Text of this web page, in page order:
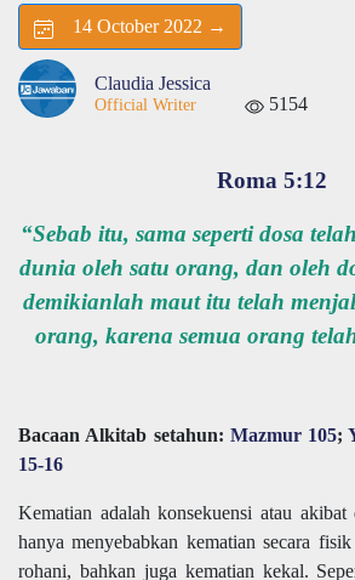
14 October 2022 →
Claudia Jessica
Official Writer 5154
Roma 5:12
“Sebab itu, sama seperti dosa
dunia oleh satu orang, dan oleh
demikianlah maut itu telah
orang, karena semua orang
Bacaan Alkitab setahun: Mazmur 105;
15-16
Kematian adalah konsekuensi atau
hanya menyebabkan kematian secara
rohani, bahkan juga kematian kekal.